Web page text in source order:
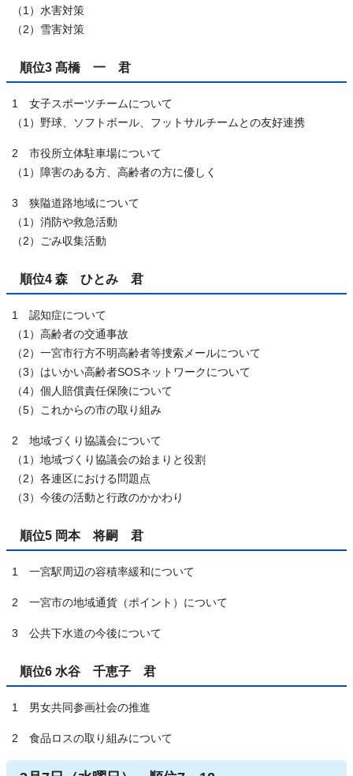
（1）水害対策
（2）雪害対策
順位3 髙橋 一 君
1 女子スポーツチームについて
（1）野球、ソフトボール、フットサルチームとの友好連携
2 市役所立体駐車場について
（1）障害のある方、高齢者の方に優しく
3 狭隘道路地域について
（1）消防や救急活動
（2）ごみ収集活動
順位4 森 ひとみ 君
1 認知症について
（1）高齢者の交通事故
（2）一宮市行方不明高齢者等捜索メールについて
（3）はいかい高齢者SOSネットワークについて
（4）個人賠償責任保険について
（5）これからの市の取り組み
2 地域づくり協議会について
（1）地域づくり協議会の始まりと役割
（2）各連区における問題点
（3）今後の活動と行政のかかわり
順位5 岡本 将嗣 君
1 一宮駅周辺の容積率緩和について
2 一宮市の地域通貨（ポイント）について
3 公共下水道の今後について
順位6 水谷 千恵子 君
1 男女共同参画社会の推進
2 食品ロスの取り組みについて